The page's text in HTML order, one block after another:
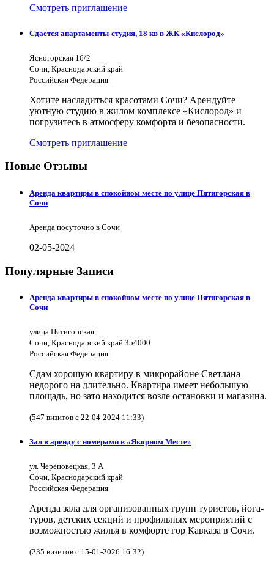
Смотреть приглашение
Сдается апартаменты-студия, 18 кв в ЖК «Кислород»
Ясногорская 16/2
Сочи, Краснодарский край
Российская Федерация
Хотите насладиться красотами Сочи? Арендуйте
уютную студию в жилом комплексе «Кислород» и
погрузитесь в атмосферу комфорта и безопасности.
Смотреть приглашение
Новые Отзывы
Аренда квартиры в спокойном месте по улице Пятигорская в
Сочи
Аренда посуточно в Сочи
02-05-2024
Популярные Записи
Аренда квартиры в спокойном месте по улице Пятигорская в
Сочи
улица Пятигорская
Сочи, Краснодарский край 354000
Российская Федерация
Сдам хорошую квартиру в микрорайоне Светлана
недорого на длительно. Квартира имеет небольшую
площадь, но зато находится возле остановки и магазина.
(547 визитов с 22-04-2024 11:33)
Зал в аренду с номерами в «Якорном Месте»
ул. Череповецкая, 3 А
Сочи, Краснодарский край
Российская Федерация
Аренда зала для организованных групп туристов, йога-
туров, детских секций и профильных мероприятий с
возможностью жилья в комфорте гор Кавказа в Сочи.
(235 визитов с 15-01-2026 16:32)